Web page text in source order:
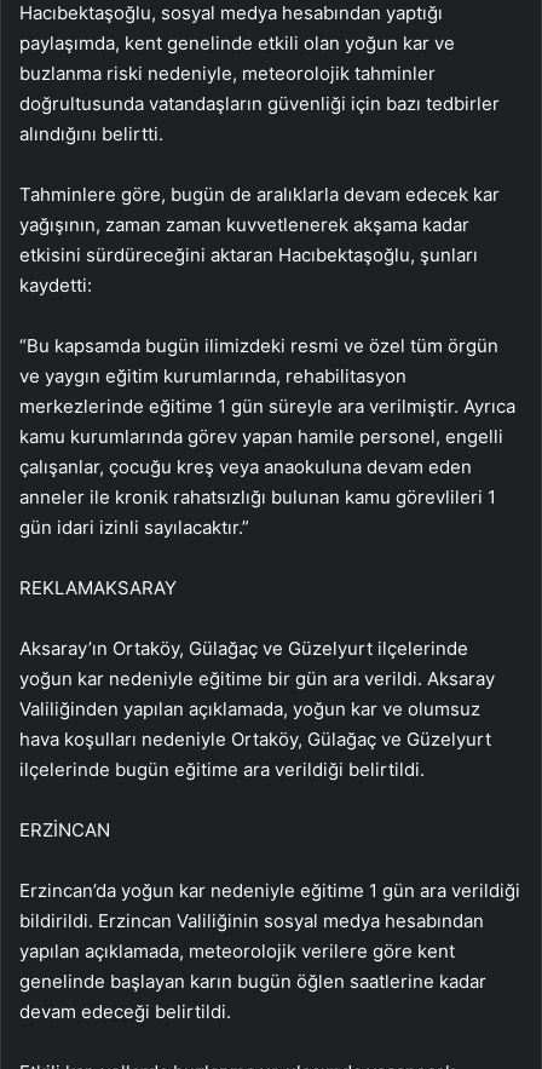
Hacıbektaşoğlu, sosyal medya hesabından yaptığı
paylaşımda, kent genelinde etkili olan yoğun kar ve
buzlanma riski nedeniyle, meteorolojik tahminler
doğrultusunda vatandaşların güvenliği için bazı tedbirler
alındığını belirtti.
Tahminlere göre, bugün de aralıklarla devam edecek kar
yağışının, zaman zaman kuvvetlenerek akşama kadar
etkisini sürdüreceğini aktaran Hacıbektaşoğlu, şunları
kaydetti:
“Bu kapsamda bugün ilimizdeki resmi ve özel tüm örgün
ve yaygın eğitim kurumlarında, rehabilitasyon
merkezlerinde eğitime 1 gün süreyle ara verilmiştir. Ayrıca
kamu kurumlarında görev yapan hamile personel, engelli
çalışanlar, çocuğu kreş veya anaokuluna devam eden
anneler ile kronik rahatsızlığı bulunan kamu görevlileri 1
gün idari izinli sayılacaktır.”
REKLAMAKSARAY
Aksaray’ın Ortaköy, Gülağaç ve Güzelyurt ilçelerinde
yoğun kar nedeniyle eğitime bir gün ara verildi. Aksaray
Valiliğinden yapılan açıklamada, yoğun kar ve olumsuz
hava koşulları nedeniyle Ortaköy, Gülağaç ve Güzelyurt
ilçelerinde bugün eğitime ara verildiği belirtildi.
ERZİNCAN
Erzincan’da yoğun kar nedeniyle eğitime 1 gün ara verildiği
bildirildi. Erzincan Valiliğinin sosyal medya hesabından
yapılan açıklamada, meteorolojik verilere göre kent
genelinde başlayan karın bugün öğlen saatlerine kadar
devam edeceği belirtildi.